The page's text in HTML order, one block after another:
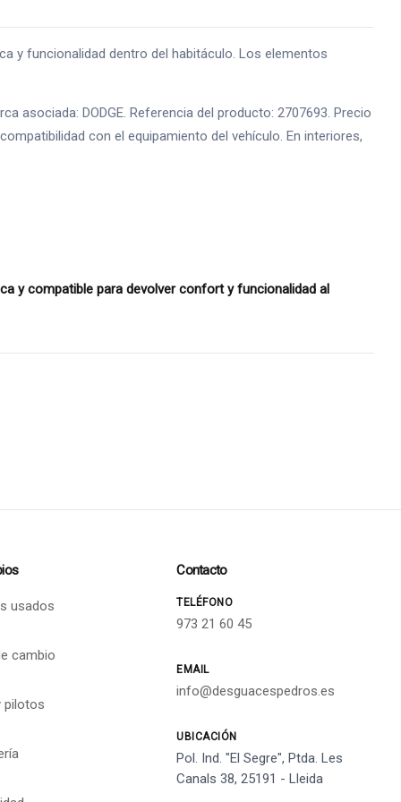
y funcionalidad dentro del habitáculo. Los elementos
asociada: DODGE. Referencia del producto: 2707693. Precio
con el equipamiento del vehículo. En interiores,
y compatible para devolver confort y funcionalidad al
usados
cambio
pilotos
Contacto
TELÉFONO
973 21 60 45
EMAIL
info@desguacespedros.es
UBICACIÓN
Pol. Ind. "El Segre", Ptda. Les
Canals 38, 25191 - Lleida